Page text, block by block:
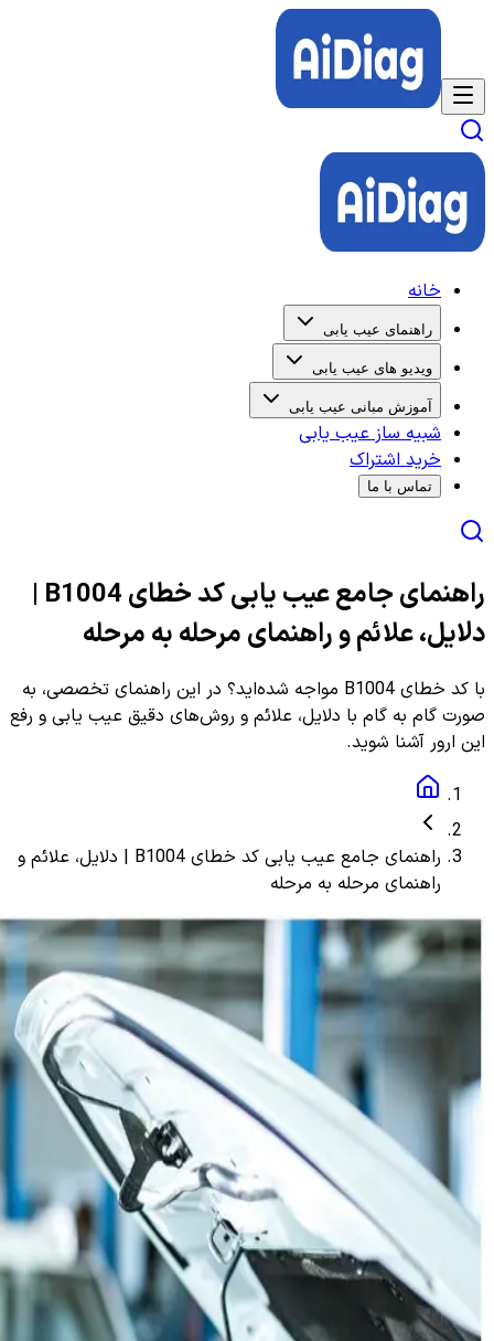
خانه
راهنمای عیب یابی
ویدیو های عیب یابی
آموزش مبانی عیب یابی
شبیه ساز عیب یابی
خرید اشتراک
تماس با ما
راهنمای جامع عیب یابی کد خطای B1004 |
دلایل، علائم و راهنمای مرحله به مرحله
با کد خطای B1004 مواجه شده‌اید؟ در این راهنمای تخصصی، به
صورت گام به گام با دلایل، علائم و روش‌های دقیق عیب یابی و رفع
این ارور آشنا شوید.
راهنمای جامع عیب یابی کد خطای B1004 | دلایل، علائم و
راهنمای مرحله به مرحله